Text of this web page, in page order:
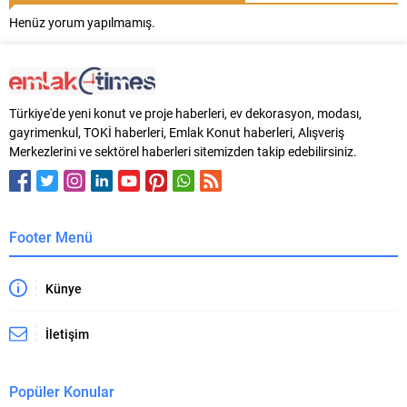
Henüz yorum yapılmamış.
Türkiye'de yeni konut ve proje haberleri, ev dekorasyon, modası,
gayrimenkul, TOKİ haberleri, Emlak Konut haberleri, Alışveriş
Merkezlerini ve sektörel haberleri sitemizden takip edebilirsiniz.
Footer Menü
Künye
İletişim
Popüler Konular